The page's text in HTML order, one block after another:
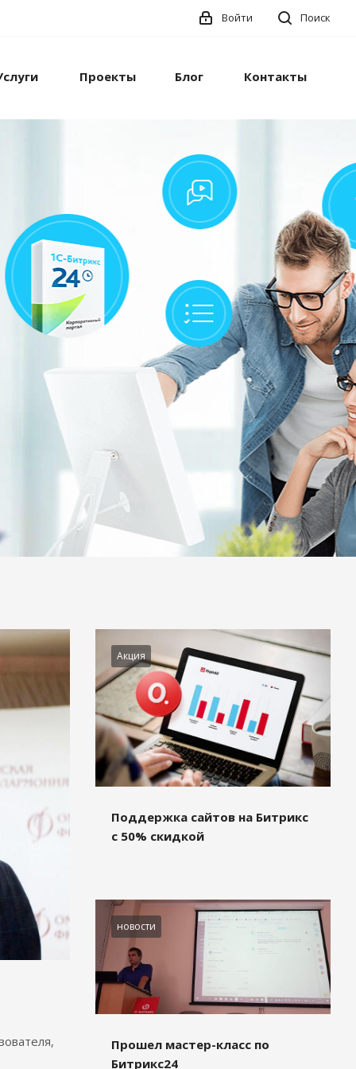
Поиск
Войти
Проекты Блог Контакты
Акция
Поддержка сайтов на Битрикс
с 50% скидкой
новости
Прошел мастер-класс по
Битрикс24